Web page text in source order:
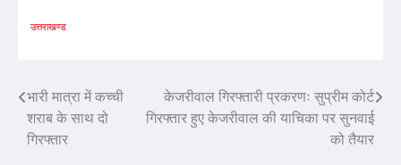
उत्तराखण्ड
Post
navigation
भारी मात्रा में कच्ची
शराब के साथ दो
गिरफ्तार
केजरीवाल गिरफ्तारी प्रकरणः सुप्रीम कोर्ट
गिरफ्तार हुए केजरीवाल की याचिका पर सुनवाई
को तैयार